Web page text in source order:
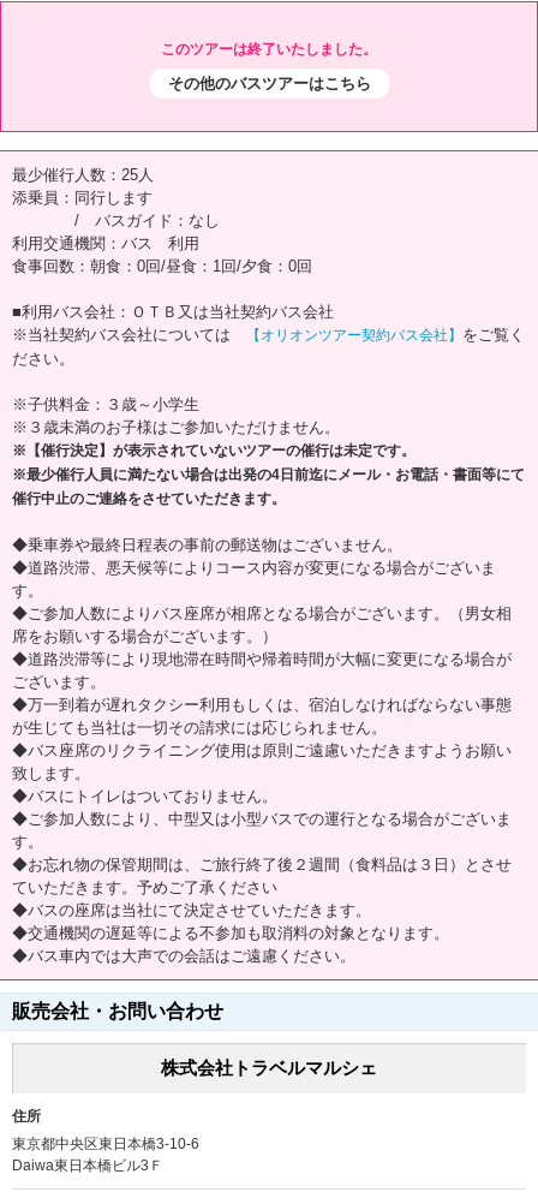
このツアーは終了いたしました。
その他のバスツアーはこちら
最少催行人数：25人
添乗員：同行します
/ バスガイド：なし
利用交通機関：バス 利用
食事回数：朝食：0回/昼食：1回/夕食：0回
■利用バス会社：ＯＴＢ又は当社契約バス会社
※当社契約バス会社については
【オリオンツアー契約バス会社】 をご覧く
ださい。
※子供料金：３歳～小学生
※３歳未満のお子様はご参加いただけません。
※【催行決定】が表示されていないツアーの催行は未定です。
※最少催行人員に満たない場合は出発の4日前迄にメール・お電話・書面等にて
催行中止のご連絡をさせていただきます。
◆乗車券や最終日程表の事前の郵送物はございません。
◆道路渋滞、悪天候等によりコース内容が変更になる場合がございま
す。
◆ご参加人数によりバス座席が相席となる場合がございます。（男女相
席をお願いする場合がございます。）
◆道路渋滞等により現地滞在時間や帰着時間が大幅に変更になる場合が
ございます。
◆万一到着が遅れタクシー利用もしくは、宿泊しなければならない事態
が生じても当社は一切その請求には応じられません。
◆バス座席のリクライニング使用は原則ご遠慮いただきますようお願い
致します。
◆バスにトイレはついておりません。
◆ご参加人数により、中型又は小型バスでの運行となる場合がございま
す。
◆お忘れ物の保管期間は、ご旅行終了後２週間（食料品は３日）とさせ
ていただきます。予めご了承ください
◆バスの座席は当社にて決定させていただきます。
◆交通機関の遅延等による不参加も取消料の対象となります。
◆バス車内では大声での会話はご遠慮ください。
販売会社・お問い合わせ
株式会社トラベルマルシェ
住所
東京都中央区東日本橋3-10-6
Daiwa東日本橋ビル3Ｆ